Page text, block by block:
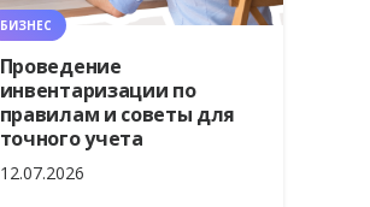
БИЗНЕС
Проведение
инвентаризации по
правилам и советы для
точного учета
12.07.2026